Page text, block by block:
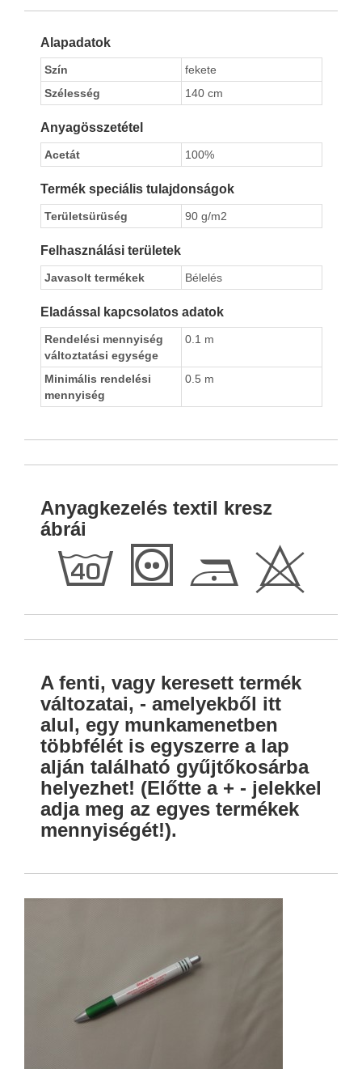
Alapadatok
Szín
fekete
Szélesség
140 cm
Anyagösszetétel
Acetát 100%
Termék speciális tulajdonságok
Területsürüség 90 g/m2
Felhasználási területek
Javasolt termékek Bélelés
Eladással kapcsolatos adatok
Rendelési mennyiség
változtatási egysége
0.1 m
Minimális rendelési
mennyiség
0.5 m
Anyagkezelés textil kresz
ábrái
h T D H
A fenti, vagy keresett termék
változatai, - amelyekből itt
alul, egy munkamenetben
többfélét is egyszerre a lap
alján található gyűjtőkosárba
helyezhet! (Előtte a + - jelekkel
adja meg az egyes termékek
mennyiségét!).